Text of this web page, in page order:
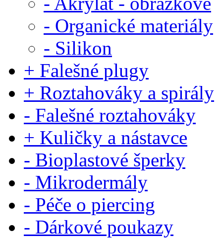
- Organické materiály
- Silikon
+ Falešné plugy
+ Roztahováky a spirály
- Falešné roztahováky
+ Kuličky a nástavce
- Bioplastové šperky
- Mikrodermály
- Péče o piercing
- Dárkové poukazy